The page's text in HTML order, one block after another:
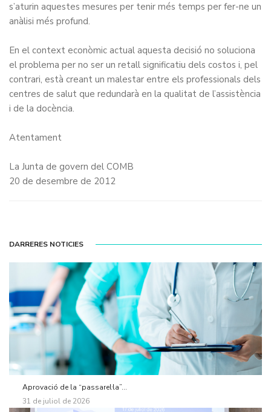
s’aturin aquestes mesures per tenir més temps per fer-ne un
anàlisi més profund.
En el context econòmic actual aquesta decisió no soluciona
el problema per no ser un retall significatiu dels costos i, pel
contrari, està creant un malestar entre els professionals dels
centres de salut que redundarà en la qualitat de l’assistència
i de la docència.
Atentament
La Junta de govern del COMB
20 de desembre de 2012
DARRERES NOTICIES
Aprovació de la “passarel·la”...
31 de juliol de 2026